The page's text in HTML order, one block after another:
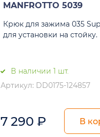
MANFROTTO 5039
Крюк для зажима 035
для установки на стойку.
В наличии 1 шт.
Артикул: DD0175-124857
7 290 ₽ В